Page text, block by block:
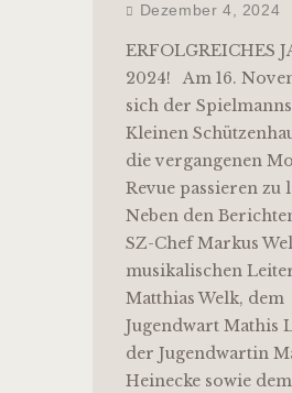
Dezember 4, 2024
ERFOLGREICHES
2024! Am 16.
sich der
Kleinen
die vergangenen
Revue passieren zu
Neben den
SZ-Chef Markus
musikalischen
Matthias Welk, dem
Jugendwart Mathis
der Jugendwartin
Heinecke sowie